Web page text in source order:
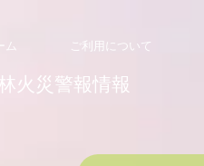
ム ご利用について
火災警報情報